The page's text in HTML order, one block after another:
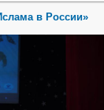
в России»